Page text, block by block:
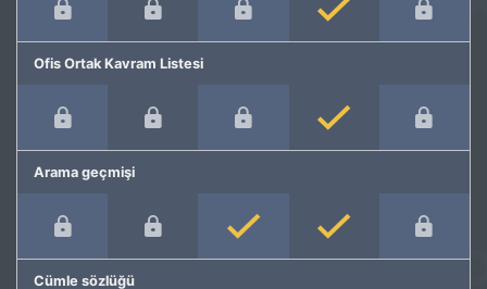
Ofis Ortak Kavram Listesi
Arama geçmişi
Cümle sözlüğü